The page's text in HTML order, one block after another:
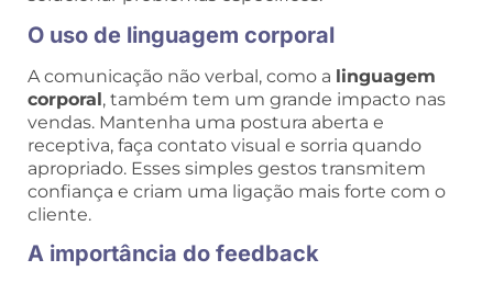
O uso de linguagem corporal
A comunicação não verbal, como a linguagem
corporal, também tem um grande impacto nas
vendas. Mantenha uma postura aberta e
receptiva, faça contato visual e sorria quando
apropriado. Esses simples gestos transmitem
confiança e criam uma ligação mais forte com o
cliente.
A importância do feedback